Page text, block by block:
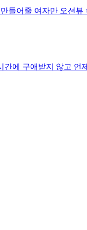
어줄 여자만 오션
에 구애받지 않고